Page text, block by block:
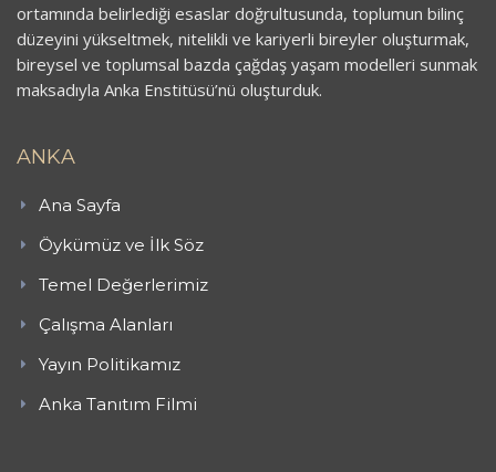
ortamında belirlediği esaslar doğrultusunda, toplumun bilinç
düzeyini yükseltmek, nitelikli ve kariyerli bireyler oluşturmak,
bireysel ve toplumsal bazda çağdaş yaşam modelleri sunmak
maksadıyla Anka Enstitüsü’nü oluşturduk.
ANKA
Ana Sayfa
Öykümüz ve İlk Söz
Temel Değerlerimiz
Çalışma Alanları
Yayın Politikamız
Anka Tanıtım Filmi